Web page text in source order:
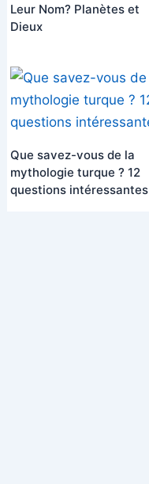
Leur Nom? Planètes et
Dieux
Que savez-vous de la
mythologie turque ? 12
questions intéressantes